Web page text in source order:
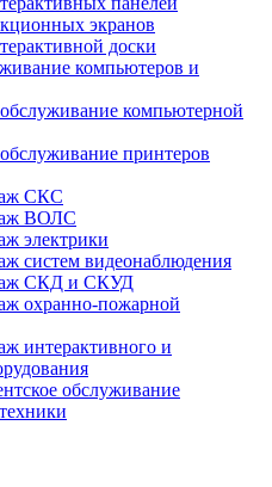
экранов
доски
компьютеров и
компьютерной
принтеров
СКС
ВОЛС
электрики
систем видеонаблюдения
СКД и СКУД
охранно-пожарной
интерактивного и
обслуживание